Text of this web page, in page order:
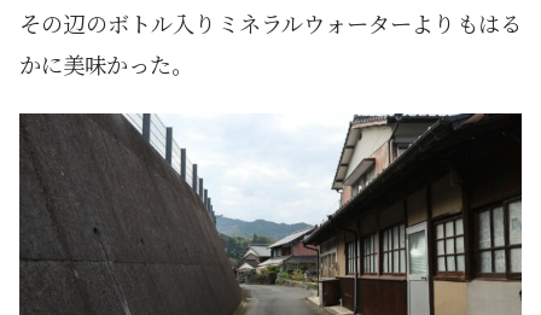
その辺のボトル入りミネラルウォーターよりもはる
かに美味かった。